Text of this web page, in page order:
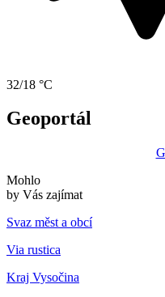
32/18 °C
Geoportál
Mohlo
by Vás zajímat
Svaz měst a obcí
Via rustica
Kraj Vysočina